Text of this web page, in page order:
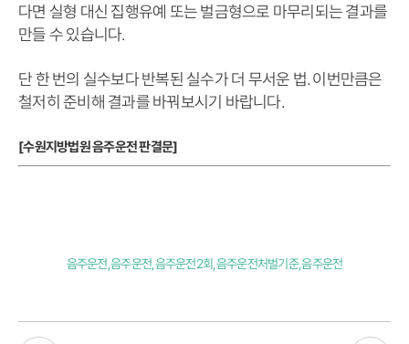
다면 실형 대신 집행유예 또는 벌금형으로 마무리되는 결과를
만들 수 있습니다.
단 한 번의 실수보다 반복된 실수가 더 무서운 법. 이번만큼은
철저히 준비해 결과를 바꿔보시기 바랍니다.
[수원지방법원 음주운전 판결문]
음주운전,음주운전,음주운전2회,음주운전처벌기준,음주운전